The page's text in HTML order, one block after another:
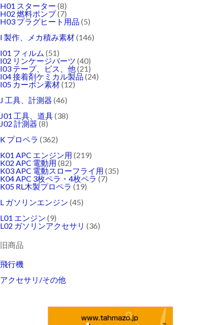
H01 スターター (8)
H02 燃料ポンプ(7)
H03 プラグヒート用品 (5)
I 製作、メカ積み素材(146)
I01 フィルム (51)
I02 リンケージパーツ (40)
I03 テープ、ビス、他(21)
I04 接着剤ケミカル製品 (24)
I05 カーボン素材(12)
J 工具、計測器 (46)
J01 工具、道具(38)
J02 計測器 (8)
K プロペラ (362)
K01 APC エンジン用 (219)
K02 APC 電動用 (82)
K03 APC 電動スローフライ用 (35)
K04 APC 3枚ペラ・4枚ペラ (7)
K05 RL木製プロペラ (19)
L ガソリンエンジン (45)
L01 エンジン (9)
L02 ガソリンアクセサリ (36)
旧商品
飛行機
アクセサリ/その他